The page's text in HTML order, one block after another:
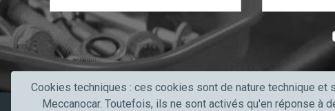
T
e
x
t
V
Cookies techniques : ces cookies sont de nature technique
Meccanocar. Toutefois, ils ne sont activés qu'en réponse